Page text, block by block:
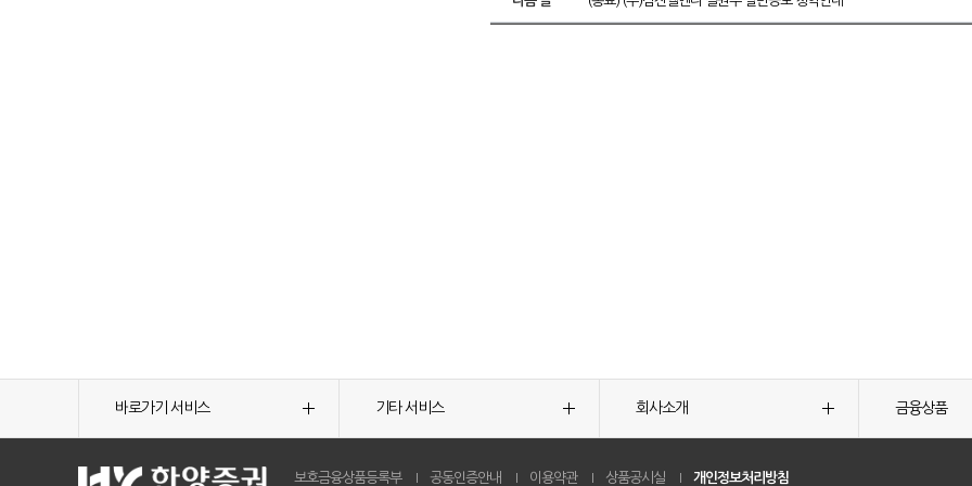
바로가기 서비스 기타 서비스 회사소개 금융상품
보호금융상품등록부 공동인증안내 이용약관 상품공시실 개인정보처리방침